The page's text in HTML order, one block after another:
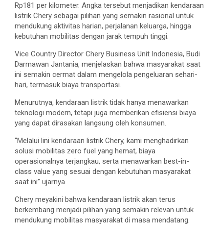
Rp181 per kilometer. Angka tersebut menjadikan kendaraan
listrik Chery sebagai pilihan yang semakin rasional untuk
mendukung aktivitas harian, perjalanan keluarga, hingga
kebutuhan mobilitas dengan jarak tempuh tinggi.
Vice Country Director Chery Business Unit Indonesia, Budi
Darmawan Jantania, menjelaskan bahwa masyarakat saat
ini semakin cermat dalam mengelola pengeluaran sehari-
hari, termasuk biaya transportasi.
Menurutnya, kendaraan listrik tidak hanya menawarkan
teknologi modern, tetapi juga memberikan efisiensi biaya
yang dapat dirasakan langsung oleh konsumen.
“Melalui lini kendaraan listrik Chery, kami menghadirkan
solusi mobilitas zero fuel yang hemat, biaya
operasionalnya terjangkau, serta menawarkan best-in-
class value yang sesuai dengan kebutuhan masyarakat
saat ini” ujarnya.
Chery meyakini bahwa kendaraan listrik akan terus
berkembang menjadi pilihan yang semakin relevan untuk
mendukung mobilitas masyarakat di masa mendatang.